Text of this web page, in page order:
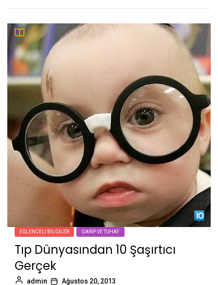
EĞLENCELI BILGILER GARIP VE TUHAF
Tıp Dünyasından 10 Şaşırtıcı
Gerçek
admin Ağustos 20, 2013